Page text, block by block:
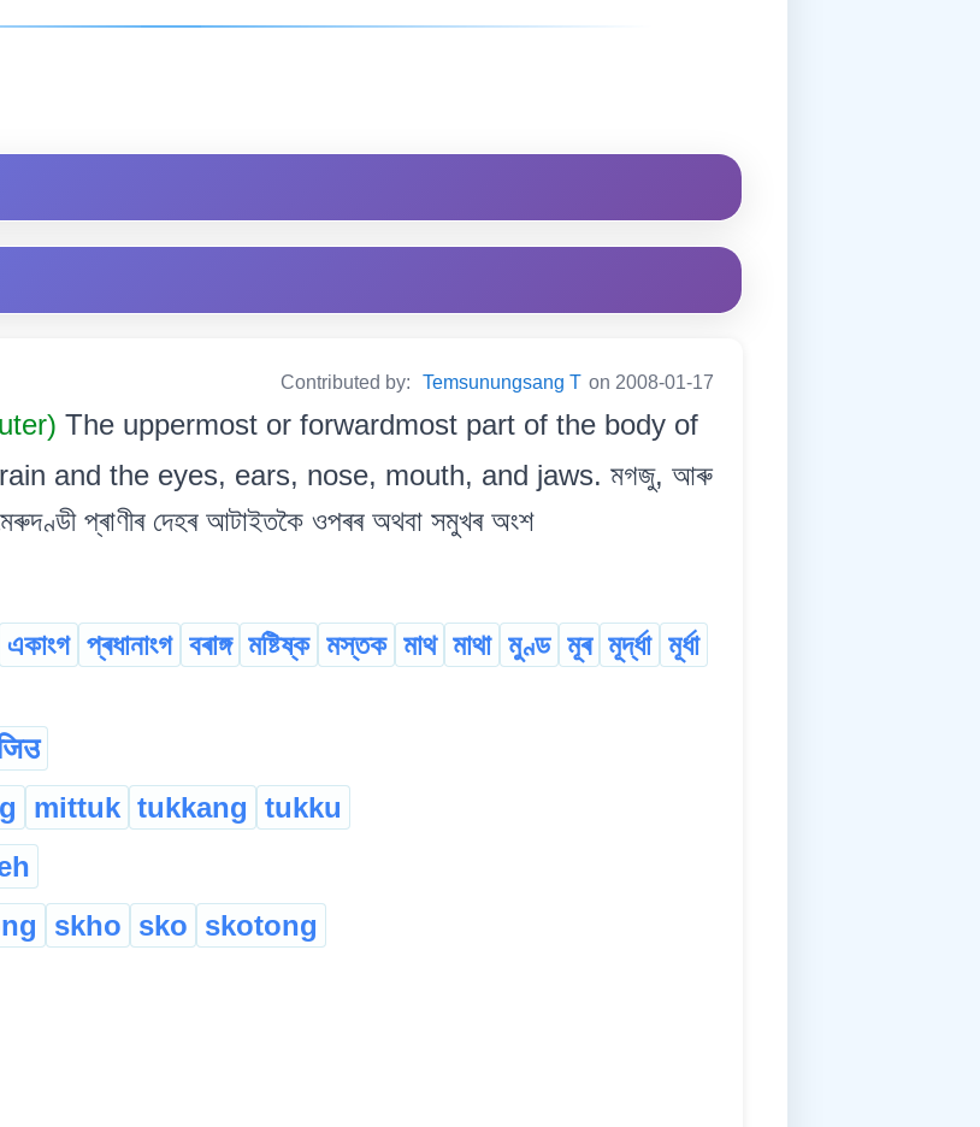
Contributed by: Temsunungsang T on 2008-01-17
The uppermost or forwardmost part of the body of
and the eyes, ears, nose, mouth, and jaws. মগজু, আৰু
প্ৰাণীৰ দেহৰ আটাইতকৈ ওপৰৰ অথবা সমুখৰ অংশ
একাংগ প্ৰধানাংগ বৰাঙ্গ মষ্টিষ্ক মস্তক মাথ মাথা মুণ্ড মূৰ মূৰ্দ্ধা মূৰ্ধা
mittuk tukkang tukku
skho sko skotong